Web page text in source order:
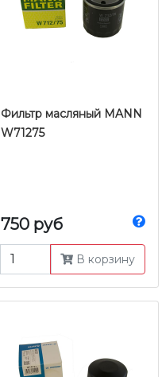
Фильтр масляный MANN
W71275
750 руб
В корзину